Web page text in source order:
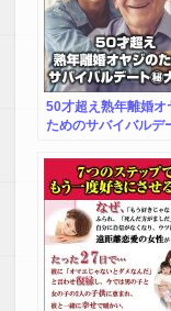
50才超え熟年離婚オ
ためのサバイバルデ